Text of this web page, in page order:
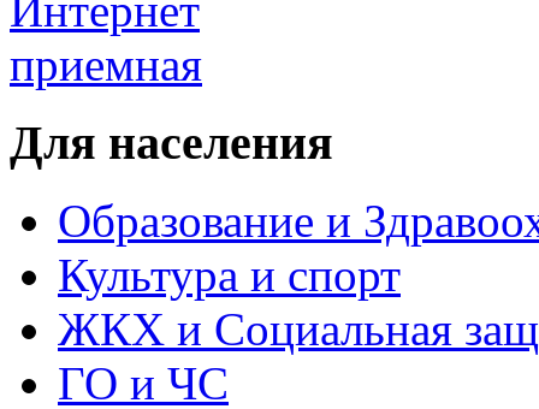
Для населения
Образование и
Культура и спорт
ЖКХ и Социальная
ГО и ЧС